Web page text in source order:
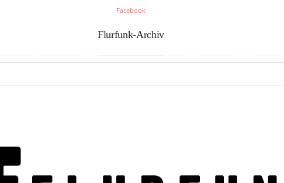
Facebook
Flurfunk-Archiv